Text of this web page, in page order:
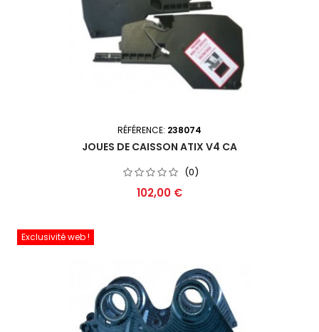
RÉFÉRENCE: 238074
JOUES DE CAISSON ATIX V4 CA
(0)
Prix
102,00 €
Exclusivité web !